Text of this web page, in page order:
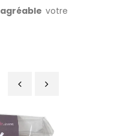
agréable votre